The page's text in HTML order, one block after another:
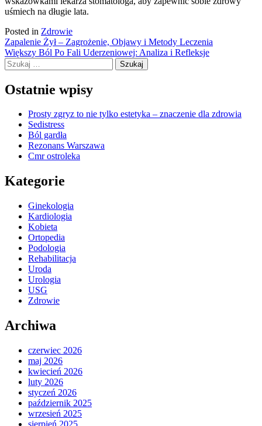
uśmiech na długie lata.
Posted in Zdrowie
Nawigacja
wpisu
Zapalenie Żył – Zagrożenie, Objawy i Metody Leczenia
Większy Ból Po Fali Uderzeniowej: Analiza i Refleksje
Szukaj:
Ostatnie wpisy
Prosty zgryz to nie tylko estetyka – znaczenie dla zdrowia
Sedistress
Ból gardła
Rezonans Warszawa
Cmr ostroleka
Kategorie
Ginekologia
Kardiologia
Kobieta
Ortopedia
Podologia
Rehabilitacja
Uroda
Urologia
USG
Zdrowie
Archiwa
czerwiec 2026
maj 2026
kwiecień 2026
luty 2026
styczeń 2026
październik 2025
wrzesień 2025
sierpień 2025